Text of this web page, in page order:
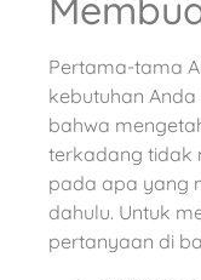
Pertama-tama
kebutuhan
bahwa
terkadang tidak
pada apa yang
dahulu. Untuk
pertanyaan di